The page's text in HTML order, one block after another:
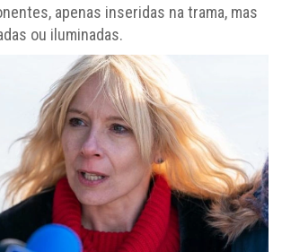
apenas inseridas na trama, mas
ou iluminadas.